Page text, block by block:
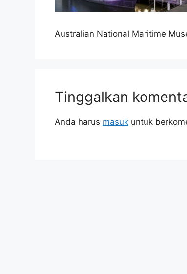
Australian National Maritime
Tinggalkan
Anda harus masuk untuk